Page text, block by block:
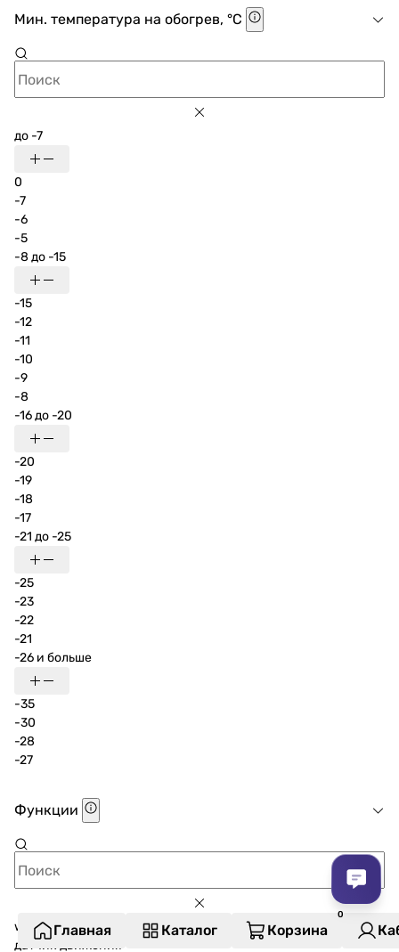
Мин. температура на обогрев, °C
до -7
0
-7
-6
-5
-8 до -15
-15
-12
-11
-10
-9
-8
-16 до -20
-20
-19
-18
-17
-21 до -25
-25
-23
-22
-21
-26 и больше
-35
-30
-28
-27
Функции
wi-fi управление
датчик движения
Главная Каталог Корзина